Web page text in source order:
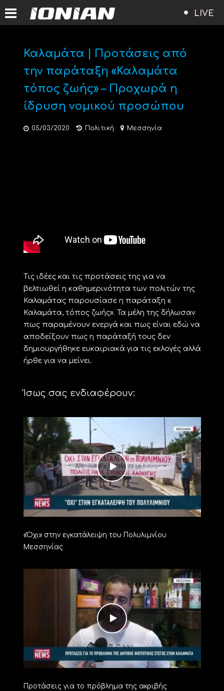
LIVE
Καλαμάτα | Προτάσεις από
την παράταξη «Καλαμάτα
τόπος ζωής» – Προχωρά η
ίδρυση νομικού προσώπου
05/03/2020 Πολιτική Μεσσηνία
Τις ιδέες και τις προτάσεις της για να
βελτιωθεί η καθημερινότητα των πολιτών της
Καλαμάτας παρουσίασε η παράταξη «
Καλαμάτα, τόπος ζωής». Τα μέλη της δήλωσαν
πως παραμένουν ενεργά και πως είναι εδώ να
αποδείξουν πως η παράταξή τους δεν
δημιουργήθηκε ευκαιριακά για τις εκλογές αλλά
ήρθε για να μείνει.
Ίσως σας ενδιαφέρουν:
«Όχι» στην εγκατάλειψη του Πολυλιμνίου
Μεσσηνίας
Προτάσεις για το πρόβλημα της ακριβής